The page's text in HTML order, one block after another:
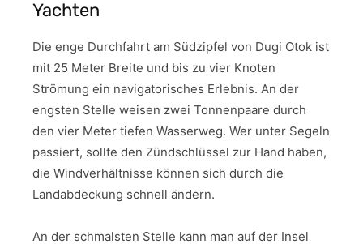
Yachten
Die enge Durchfahrt am Südzipfel von Dugi Otok ist
mit 25 Meter Breite und bis zu vier Knoten
Strömung ein navigatorisches Erlebnis. An der
engsten Stelle weisen zwei Tonnenpaare durch
den vier Meter tiefen Wasserweg. Wer unter Segeln
passiert, sollte den Zündschlüssel zur Hand haben,
die Windverhältnisse können sich durch die
Landabdeckung schnell ändern.
An der schmalsten Stelle kann man auf der Insel